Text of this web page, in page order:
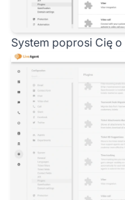
System poprosi Cię o